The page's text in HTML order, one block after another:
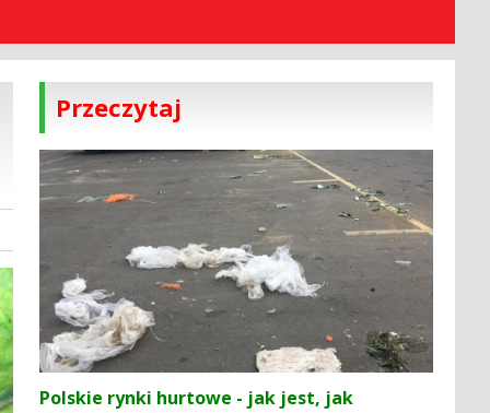
Przeczytaj
Polskie rynki hurtowe - jak jest, jak